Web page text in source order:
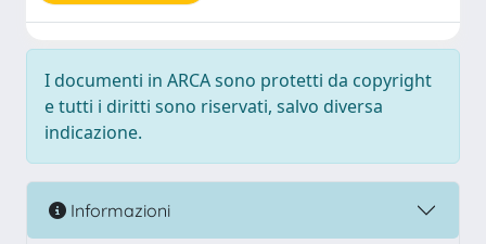
I documenti in ARCA sono protetti da copyright
e tutti i diritti sono riservati, salvo diversa
indicazione.
Informazioni